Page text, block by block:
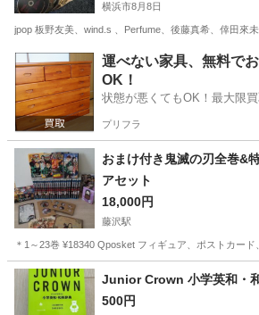
横浜市8月8日
jpop 板野友美、wind.s 、Perfume、後藤真希、倖田來
神奈川 横浜市 CD
運べない家具、無料で
OK！
状態が悪くてもOK！最大限
プリフラ
おまけ付き鬼滅の刃全巻&
アセット
18,000円
藤沢駅
＊1～23巻 ¥18340 Qposket フィギュア、ポストカー
神奈川 藤沢市 マンガ、コミック
Junior Crown 小学英
500円